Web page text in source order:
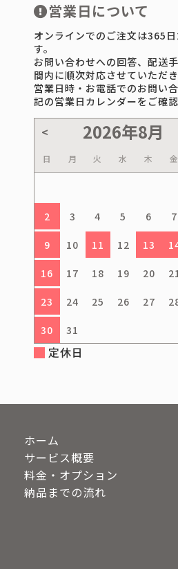
営業日について
オンラインでのご注文は365
す。
お問い合わせへの回答、配送
間内に順次対応させていただき
営業日時・お電話でのお問い
記の営業日カレンダーをご確認
日 月 火 水 木 金
2 3 4 5 6 7
9 10 11 12 13
16 17 18 19 20
23 24 25 26 27
30 31
定休日
ホーム
サービス概要
料金・オプション
納品までの流れ